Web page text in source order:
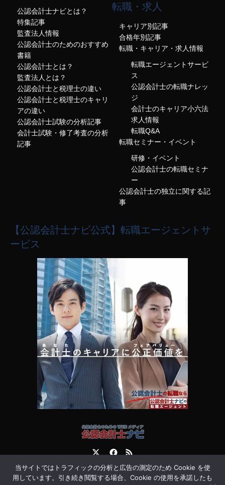
公認会計士ナビとは？
特集記事
監査法人情報
公認会計士のためのおすすめ
書籍
公認会計士とは？
監査法人とは？
公認会計士と税理士の違い
公認会計士と税理士のキャリ
アの違い
公認会計士試験の分析記事
会計士試験・修了考査の分析
記事
転職・求人
キャリア別記事
合格年別記事
転職・キャリア・求人情報
転職エージェントサービ
ス
公認会計士の転職ナレッ
ジ
会計士のキャリア小六法
求人情報
転職Q&A
転職セミナー・イベント
研修・イベント
公認会計士の転職セミナ
ー
公認会計士の独立に関する記
事
【公認会計士ナビ公式】転職エージェントサ
ービス
運営会社 お問合せ
当サイトではトラフィックの分析と広告の測定のため Cookie を使
用しています。引き続き閲覧する場合、Cookie の使用を承諾したも